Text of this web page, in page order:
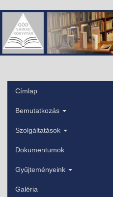
Ugrás
tartalomra
Főmenü
Címlap
Bemutatkozás
Szolgáltatások
Dokumentumok
Gyűjteményeink
Galéria